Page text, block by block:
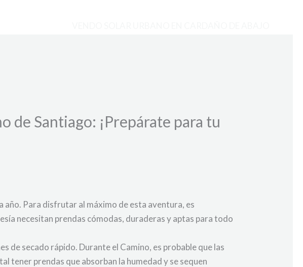
de Santiago: ¡Prepárate para tu
año. Para disfrutar al máximo de esta aventura, es
necesitan prendas cómodas, duraderas y aptas para todo
de secado rápido. Durante el Camino, es probable que las
tener prendas que absorban la humedad y se sequen